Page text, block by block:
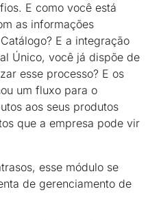
E como você está
as informações
E a integração
Único, você já dispõe de
esse processo? E os
um fluxo para o
aos seus produtos
que a empresa pode vir
esse módulo se
de gerenciamento de